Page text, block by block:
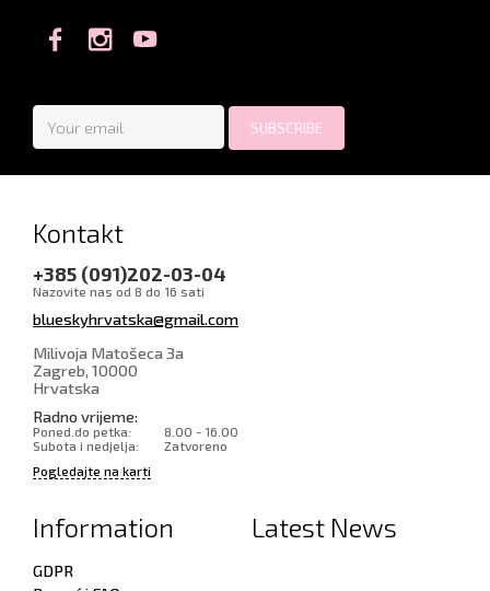
Kontakt
+385 (091)202-03-04
Nazovite nas od 8 do 16 sati
blueskyhrvatska@gmail.com
Milivoja Matošeca 3a
Zagreb, 10000
Hrvatska
Radno vrijeme:
Poned.do petka:
8.00 - 16.00
Subota i nedjelja:
Zatvoreno
Pogledajte na karti
Information
GDPR
Latest News